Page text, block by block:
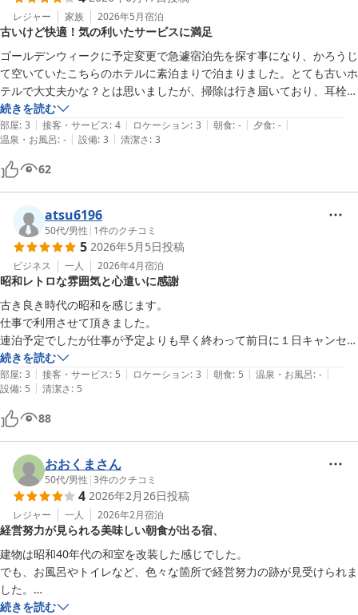
レジャー 家族 2026年5月宿泊
古いけど快適！気の利いたサービスに満足
ゴールデンウィークに予定変更で急遽宿泊先を探す事になり、かろうじ
て空いていたこちらのホテルに素泊まりで泊まりました。とても古いホ
テルで大丈夫かな？とは思いましたが、掃除は行き届いており、耳栓が
あったり、ウォーターサーバーがあったりと小さなサービスが気が利い
ていて快適に過ごせました。
教えていただいた近隣なブラジル料理レストランも素敵でした！
続きを読む
部屋: 3 | 接客・サービス: 4 | ロケーション: 3 | 朝食: - | 夕食: - |
温泉・お風呂: - | 設備: 3 | 清潔さ: 3
62
atsu6196
50代/男性 | 1件のクチコミ
5 2026年5月5日投稿
ビジネス 一人 2026年4月宿泊
昭和レトロな雰囲気と心遣いに感謝
古き良き時代の昭和を感じます。
仕事で利用させて頂きました。
連泊予定でしたが仕事が予定よりも早く終わって前日に１日キャンセル
しましたがキャンセル料金をサービスしてもらいました。とてもありが
たかったです。朝食もバイキング形式じゃなく、出来立てを運んでくれ
ますのでとても美味しく頂けました。また、利用させて頂きます。
続きを読む
部屋: 3 | 接客・サービス: 5 | ロケーション: 3 | 朝食: 5 | 温泉・お風呂: - |
設備: 5 | 清潔さ: 5
88
おおくまさん
50代/男性 |3件のクチコミ
4 2026年2月26日投稿
レジャー 一人 2026年2月宿泊
経営努力が見られる美味しい朝食が出る宿、
建物は昭和40年代の和室を改装した感じでした。
でも、お風呂やトイレなど、色々な箇所で経営努力の跡が見受けられま
した。
お風呂に「いち髪」シリーズが！これにはびっくり。
続きを読む